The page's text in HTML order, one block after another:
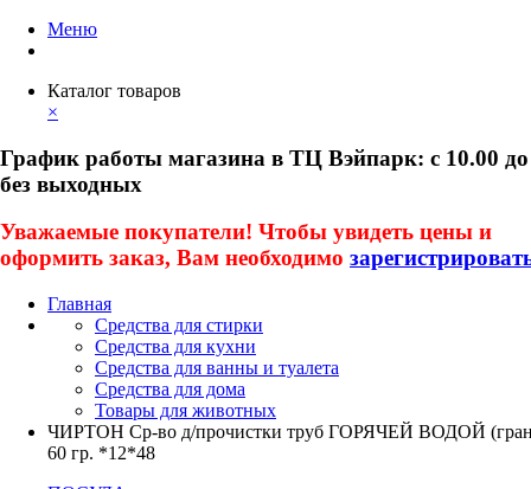
Меню
Каталог товаров
×
График работы магазина в ТЦ Вэйпарк: с 10.00 до
без выходных
Уважаемые покупатели! Чтобы увидеть цены и
оформить заказ, Вам необходимо
Главная
Средства для стирки
Средства для кухни
Средства для ванны и туалета
Средства для дома
Товары для животных
ЧИРТОН Ср-во д/прочистки труб ГОРЯЧЕЙ ВОДОЙ
60 гр. *12*48